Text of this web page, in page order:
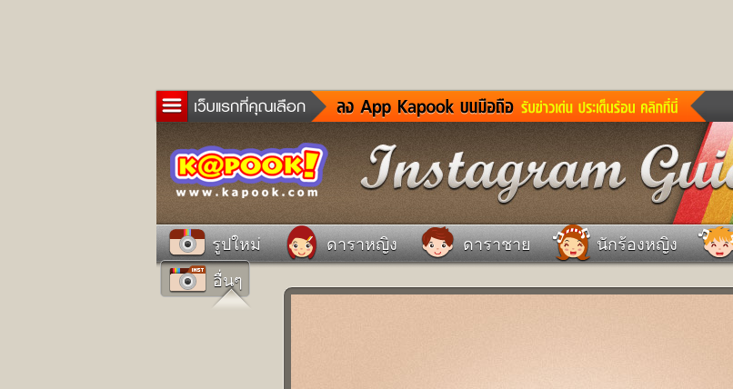
ข่าวด่วน ข่าวสั้น
ละคร
หนังใหม่
เกม
หมากรุกไทย
ดูดวง
ทำนายฝัน
ผู้ชาย
ผลบอล
รูปใหม่ ดาราหญิง ดาราชาย นักร้องหญิง
อื่นๆ